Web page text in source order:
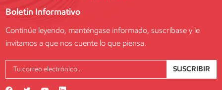
Boletin Informativo
Continúe leyendo, manténgase informado, suscríbase y le
invitamos a que nos cuente lo que piensa.
SUSCRIBIR